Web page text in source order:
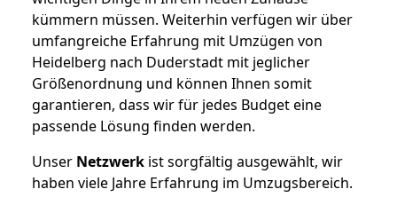
kümmern müssen. Weiterhin verfügen wir über
umfangreiche Erfahrung mit Umzügen von
Heidelberg nach Duderstadt mit jeglicher
Größenordnung und können Ihnen somit
garantieren, dass wir für jedes Budget eine
passende Lösung finden werden.
Unser Netzwerk ist sorgfältig ausgewählt, wir
haben viele Jahre Erfahrung im Umzugsbereich.